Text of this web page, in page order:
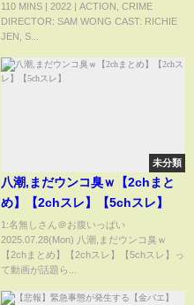
110 MINS | 2022 | ACTION, CRIME
DIRECTOR: SAM WONG CAST: RICHIE
JEN, S...
未分類
八潮,まだウンコ臭ｗ【2chまと
め】【2chスレ】【5chスレ】
1:名無しさん＠お腹いっぱい
2025.07.28(Mon) 八潮,まだウンコ臭ｗ
【2chまとめ】【2chスレ】【5chスレ】っ
て動画が話題ら...